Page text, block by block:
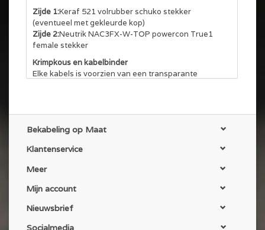
Zijde 1:Keraf 521 volrubber schuko stekker
(eventueel met gekleurde kop)
Zijde 2:Neutrik NAC3FX-W-TOP powercon True1
female stekker
Krimpkous en kabelbinder
Elke kabels is voorzien van een transparante
NEN 3140 gekeurd
Alle kabels worden gekeurd volgens NEN 3140 en
voorzien van een keuringssticker. En op aanvraag
met bijbehorend certificaat.
Bekabeling op Maat
Klantenservice
Meer
Mijn account
Nieuwsbrief
Socialmedia